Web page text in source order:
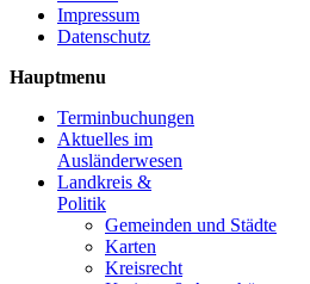
Impressum
Datenschutz
Hauptmenu
Terminbuchungen
Aktuelles im
Ausländerwesen
Landkreis &
Politik
Gemeinden und Städte
Karten
Kreisrecht